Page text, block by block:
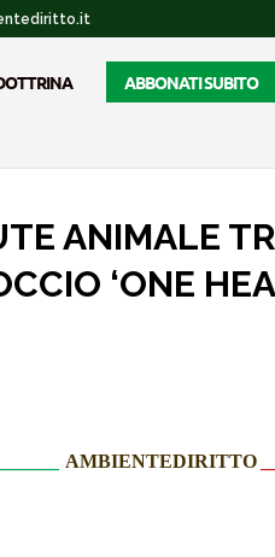
ABBONATI SUBITO
ANIMALE
‘ONE
AMBIENTEDIRITTO